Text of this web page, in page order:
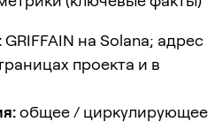
GRIFFAIN на Solana; адрес
проекта и в
общее / циркулирующее